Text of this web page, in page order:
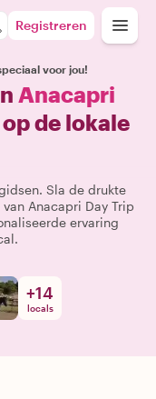
Registreren
voor jou!
Anacapri
de lokale
Sla de drukte
Anacapri Day Trip
ervaring
+14
locals